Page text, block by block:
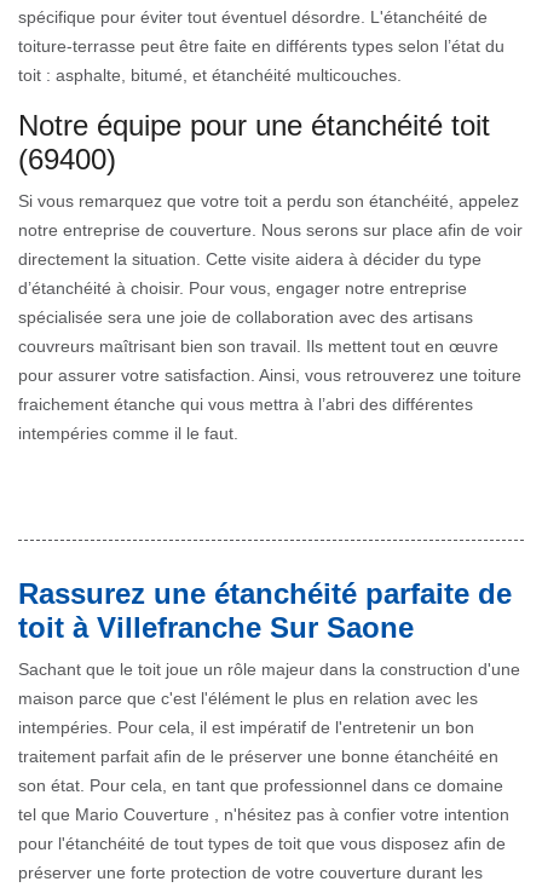
spécifique pour éviter tout éventuel désordre. L'étanchéité de
toiture-terrasse peut être faite en différents types selon l’état du
toit : asphalte, bitumé, et étanchéité multicouches.
Notre équipe pour une étanchéité toit
(69400)
Si vous remarquez que votre toit a perdu son étanchéité, appelez
notre entreprise de couverture. Nous serons sur place afin de voir
directement la situation. Cette visite aidera à décider du type
d’étanchéité à choisir. Pour vous, engager notre entreprise
spécialisée sera une joie de collaboration avec des artisans
couvreurs maîtrisant bien son travail. Ils mettent tout en œuvre
pour assurer votre satisfaction. Ainsi, vous retrouverez une toiture
fraichement étanche qui vous mettra à l’abri des différentes
intempéries comme il le faut.
Rassurez une étanchéité parfaite de
toit à Villefranche Sur Saone
Sachant que le toit joue un rôle majeur dans la construction d'une
maison parce que c'est l'élément le plus en relation avec les
intempéries. Pour cela, il est impératif de l'entretenir un bon
traitement parfait afin de le préserver une bonne étanchéité en
son état. Pour cela, en tant que professionnel dans ce domaine
tel que Mario Couverture , n'hésitez pas à confier votre intention
pour l'étanchéité de tout types de toit que vous disposez afin de
préserver une forte protection de votre couverture durant les